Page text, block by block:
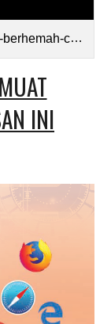
the-sentence.pdf
INI